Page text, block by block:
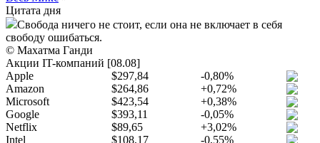
Цитата дня
Свобода ничего не стоит, если она не включает в себя
свободу ошибаться.
© Махатма Ганди
Акции IT-компаний [08.08]
Apple
$297,84
-0,80%
Amazon
$264,86
+0,72%
Microsoft
$423,54
+0,38%
Google
$393,11
-0,05%
Netflix
$89,65
+3,02%
Intel
$108,17 -0,55%